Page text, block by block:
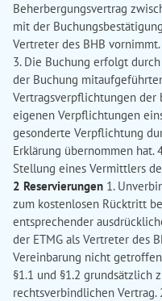
Beherbergungsvertrag
mit der
Vertreter des BHB
3. Die Buchung erfolgt
der Buchung
Vertragsverpflichtungen der
eigenen Verpflichtungen
gesonderte Verpflichtung
Erklärung übernommen hat.
Stellung eines Vermittlers
2 Reservierungen 1.
zum kostenlosen Rücktritt
entsprechender
der ETMG als Vertreter des
Vereinbarung nicht
§1.1 und §1.2 grundsätzlich
rechtsverbindlichen